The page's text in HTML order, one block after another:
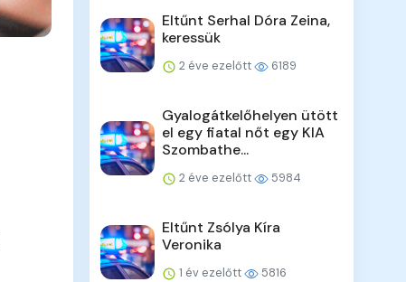
Eltűnt Serhal Dóra Zeina,
keressük
2 éve ezelőtt 6189
Gyalogátkelőhelyen ütött
el egy fiatal nőt egy KIA
Szombathe...
2 éve ezelőtt 5984
Eltűnt Zsólya Kíra
Veronika
1 év ezelőtt 5816